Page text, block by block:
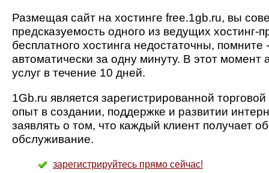
Размещая сайт на хостинге free.1gb.ru, вы
предсказуемость одного из ведущих
бесплатного хостинга недостаточны,
автоматически за одну минуту. В этот
услуг в течение 10 дней.
1Gb.ru является зарегистрированной
опыт в создании, поддержке и развитии
заявлять о том, что каждый клиент получает
обслуживание.
зарегистрируйтесь прямо сейчас!